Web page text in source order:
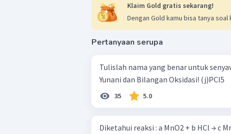
Klaim Gold gratis sekarang!
Dengan Gold kamu bisa tanya
Pertanyaan serupa
Tulislah nama yang benar untuk
Yunani dan Bilangan Oksidasi! (j)PCI5
35 5.0
Diketahui reaksi : a MnO2 + b HCl → c